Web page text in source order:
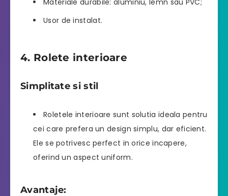
Usor de instalat.
4. Rolete interioare
Simplitate si stil
Roletele interioare sunt solutia ideala pentru
cei care prefera un design simplu, dar eficient.
Ele se potrivesc perfect in orice incapere,
oferind un aspect uniform.
Avantaje: